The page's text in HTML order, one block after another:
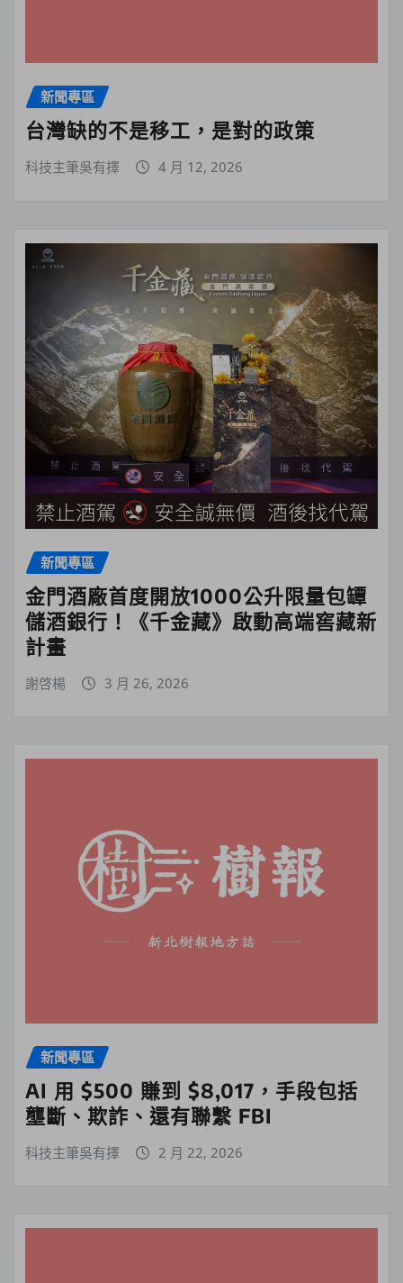
新聞專區
台灣缺的不是移工，是對的政策
科技主筆吳有擇 4 月 12, 2026
新聞專區
金門酒廠首度開放1000公升限量包罈
儲酒銀行！《千金藏》啟動高端窖藏新
計畫
謝啓楊 3 月 26, 2026
新聞專區
AI 用 $500 賺到 $8,017，手段包括
壟斷、欺詐、還有聯繫 FBI
科技主筆吳有擇 2 月 22, 2026